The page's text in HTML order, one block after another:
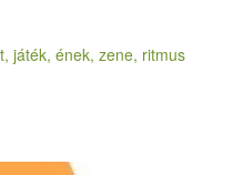
játék, ének, zene, ritmus